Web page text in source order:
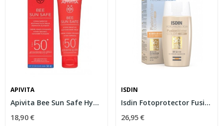
APIVITA
Apivita Bee Sun Safe Hydra Sensitive Crema...
18,90 €
ISDIN
Isdin Fotoprotector Fusion Water Color Light...
26,95 €